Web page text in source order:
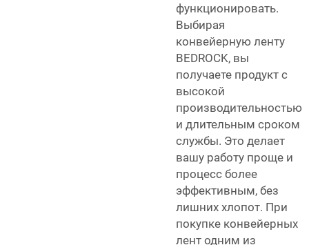
функционировать.
Выбирая
конвейерную ленту
BEDROCK, вы
получаете продукт с
высокой
производительностью
и длительным сроком
службы. Это делает
вашу работу проще и
процесс более
эффективным, без
лишних хлопот. При
покупке конвейерных
лент одним из